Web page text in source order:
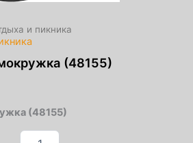
и пикника
(48155)
(48155)
Количество